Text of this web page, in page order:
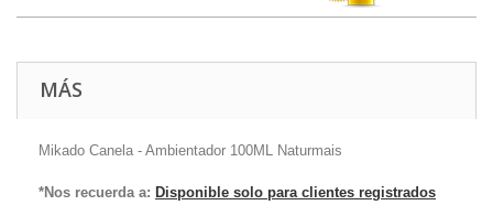
MÁS
Mikado Canela - Ambientador 100ML Naturmais
*Nos recuerda a: Disponible solo para clientes registrados